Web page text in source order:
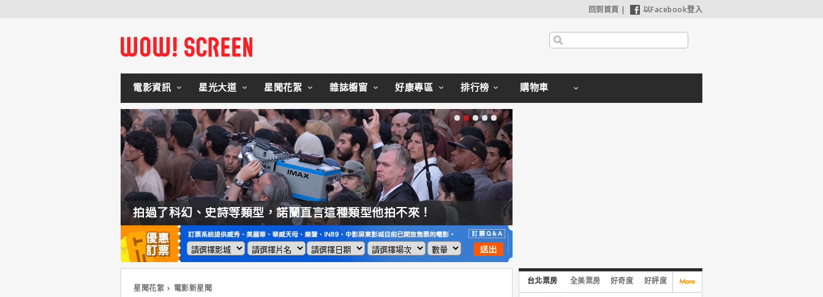
回到首頁 | 以Facebook登入
電影資訊 星光大道 星聞花絮 雜誌櫥窗 好康專區 排行榜 購物車
拍過了科幻、史詩等類型，諾蘭直言這種類型他拍不來！
星聞花絮 電影新星聞
台北票房 全美票房 好奇度 好評度